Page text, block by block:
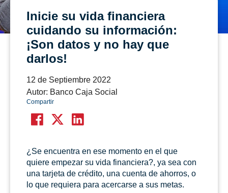
Inicie su vida financiera
cuidando su información:
¡Son datos y no hay que
darlos!
12 de Septiembre 2022
Autor: Banco Caja Social
Compartir
¿Se encuentra en ese momento en el que
quiere empezar su vida financiera?, ya sea con
una tarjeta de crédito, una cuenta de ahorros, o
lo que requiera para acercarse a sus metas.